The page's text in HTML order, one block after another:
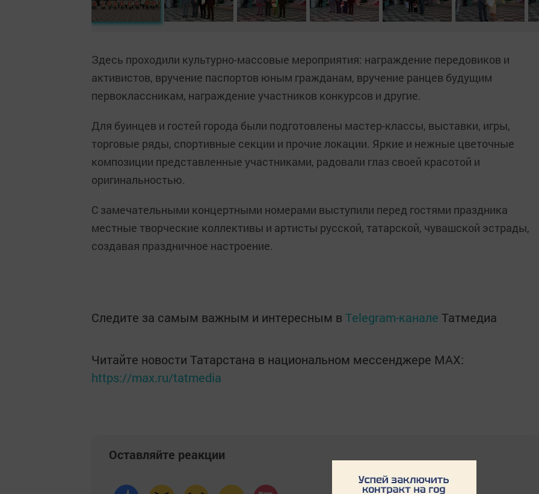
Здесь проходили культурно-массовые мероприятия: награждение передовиков и
активистов, вручение паспортов юным гражданам, вручение ранцев будущим
первоклассникам, награждение участников конкурсов и другие.
Для буинцев и гостей города были подготовлены мастер-классы, выставки, игры,
торговые ряды, спортивные секции и прочие локации. Яркие и нежные цветочные
композиции представленные участниками, радовали глаз своей красотой и
оригинальностью.
С замечательными концертными номерами выступили перед гостями праздника
местные творческие коллективы и артисты русской, татарской, чувашской эстрады,
создавая праздничное настроение.
Следите за самым важным и интересным в Telegram-канале Татмедиа
Читайте новости Татарстана в национальном мессенджере MАХ:
https://max.ru/tatmedia
Оставляйте реакции